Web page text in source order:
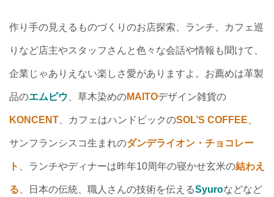
作り手の見えるものづくりのお店探索、ランチ、カフェ巡
りなど店主やスタッフさんと色々な会話や情報も聞けて、
企業じゃありえない楽しさ愛がありますよ。お薦めは革製
品のエムピウ 、草木染めのMAITOデザイン雑貨の
KONCENT 、カフェはハンドピックのSOL’S COFFEE
サンフランシスコ生まれのダンデライオン・チョコレー
ト 、ランチやディナーは昨年10周年の寝かせ玄米の結わえ
る 、日本の伝統、職人さんの技術を伝えるSyuroなどなど